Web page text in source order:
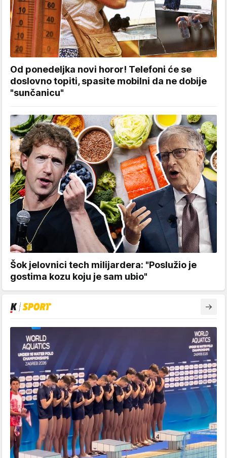
Od ponedeljka novi horor! Telefoni će se
doslovno topiti, spasite mobilni da ne dobije
"sunčanicu"
Šok jelovnici tech milijardera: "Poslužio je
gostima kozu koju je sam ubio"